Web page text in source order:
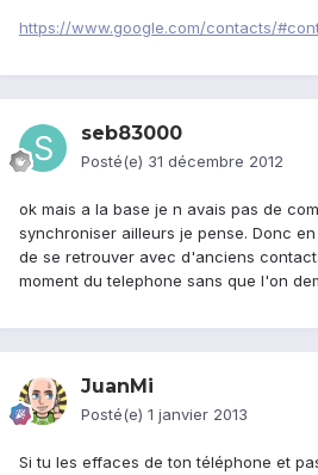
https://www.google.com/contacts/
seb83000
Posté(e) 31 décembre 2012
ok mais a la base je n avais pas de
synchroniser ailleurs je pense. Donc
de se retrouver avec d'anciens
moment du telephone sans que l'on
JuanMi
Posté(e) 1 janvier 2013
Si tu les effaces de ton téléphone et